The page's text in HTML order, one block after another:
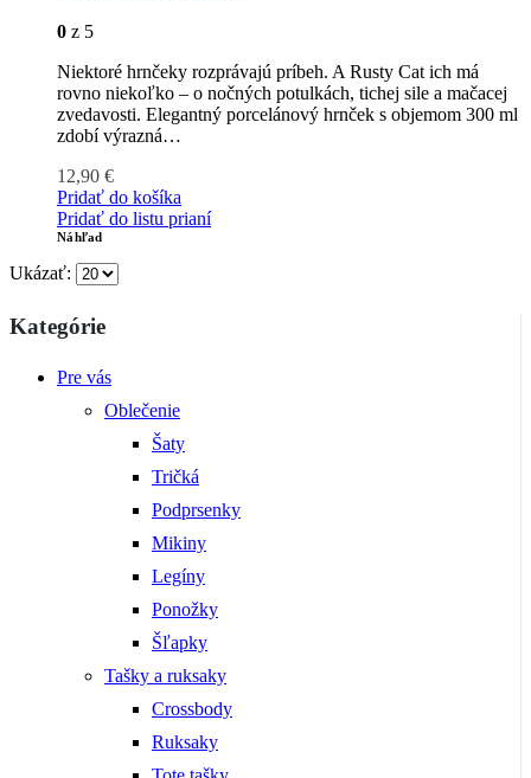
0 z 5
Niektoré hrnčeky rozprávajú príbeh. A Rusty Cat ich má
rovno niekoľko – o nočných potulkách, tichej sile a mačacej
zvedavosti. Elegantný porcelánový hrnček s objemom 300 ml
zdobí výrazná…
12,90 €
Pridať do košíka
Pridať do listu prianí
Náhľad
Ukázať:
Kategórie
Pre vás
Oblečenie
Šaty
Tričká
Podprsenky
Mikiny
Legíny
Ponožky
Šľapky
Tašky a ruksaky
Crossbody
Ruksaky